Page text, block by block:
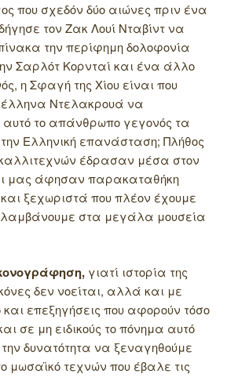
που σχεδόν δύο αιώνες πριν ένα
τον Ζακ Λουί Νταβίντ να
την περίφημη δολοφονία
Σαρλότ Κορνταί και ένα άλλο
η Σφαγή της Χίου είναι που
Ντελακρουά να
αυτό το απάνθρωπο γεγονός τα
Ελληνική επανάσταση; Πλήθος
έδρασαν μέσα στον
μας άφησαν παρακαταθήκη
ξεχωριστά που πλέον έχουμε
στα μεγάλα μουσεία
γιατί ιστορία της
δεν νοείται, αλλά και με
και επεξηγήσεις που αφορούν τόσο
σε μη ειδικούς το πόνημα αυτό
δυνατότητα να ξεναγηθούμε
μωσαϊκό τεχνών που έβαλε τις